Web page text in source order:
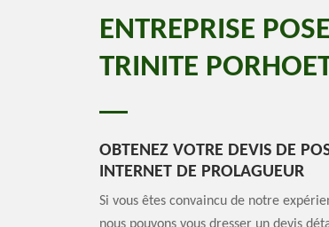
ENTREPRISE
TRINITE
OBTENEZ VOTRE DEVIS DE
INTERNET DE PROLAGUEUR
Si vous êtes convaincu de notre